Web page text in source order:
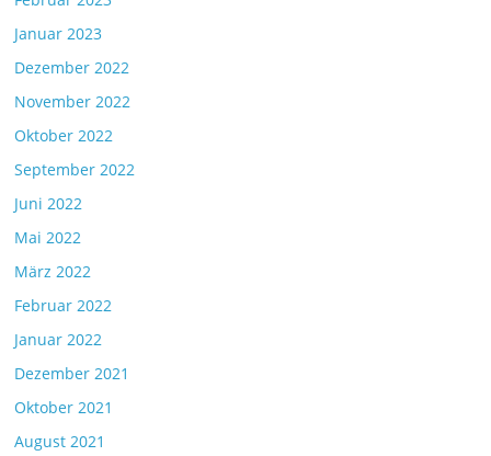
Januar 2023
Dezember 2022
November 2022
Oktober 2022
September 2022
Juni 2022
Mai 2022
März 2022
Februar 2022
Januar 2022
Dezember 2021
Oktober 2021
August 2021